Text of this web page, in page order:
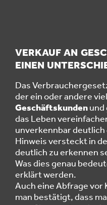
VERKAUF AN
EINEN
Das
der ein oder andere
Geschäftskundenund
das Leben
unverkennbar
Hinweis versteckt in
deutlich zu erkennen
Was dies genau
erklärt werden.
Auch eine Abfrage vor
man bestätigt, dass